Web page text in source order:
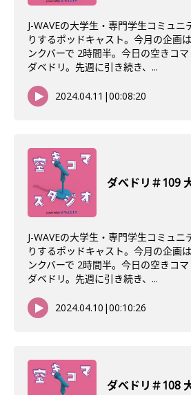
J-WAVEの大学生・専門学生コミュニ
りするポッドキャスト。今月の企画
ンクバーで 2時間半。今日の空きコ
ダベドリ。先週に引き続き、...
2024.04.11 |00:08:20
ダべドリ＃109
J-WAVEの大学生・専門学生コミュニ
りするポッドキャスト。今月の企画
ンクバーで 2時間半。今日の空きコ
ダベドリ。先週に引き続き、...
2024.04.10 |00:10:26
ダべドリ＃108